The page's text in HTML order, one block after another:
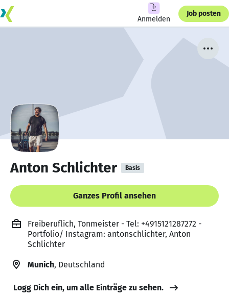
Anmelden
Job posten
Anton Schlichter Basis
Ganzes Profil ansehen
Freiberuflich, Tonmeister - Tel: +4915121287272 -
Portfolio/ Instagram: antonschlichter, Anton
Schlichter
Munich, Deutschland
Logg Dich ein, um alle Einträge zu sehen.